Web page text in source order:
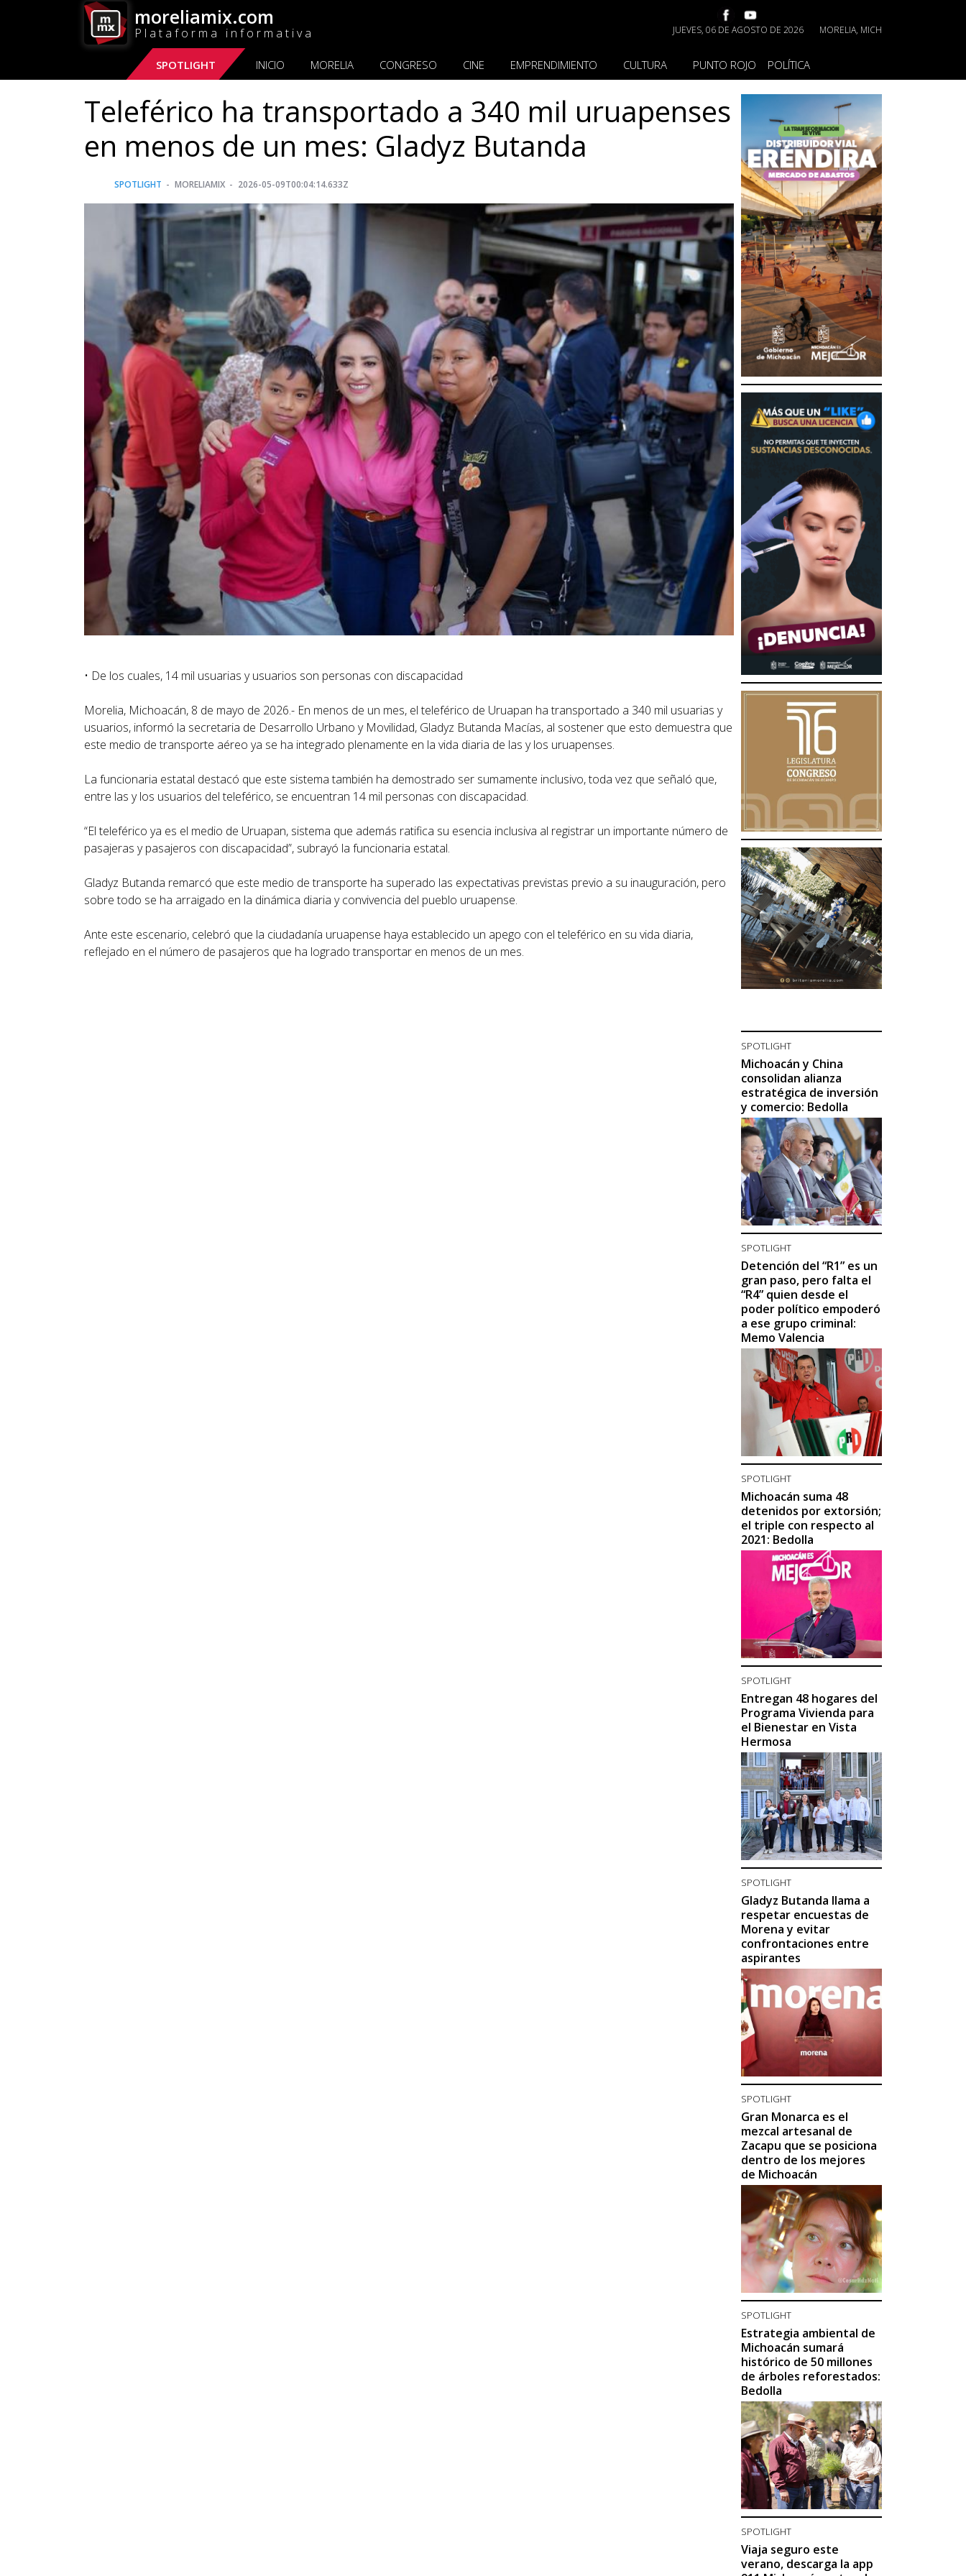
moreliamix.com
Plataforma informativa JUEVES, 06 DE AGOSTO DE 2026 MORELIA, MICH
SPOTLIGHT INICIO MORELIA CONGRESO CINE EMPRENDIMIENTO CULTURA PUNTO ROJO POLÍTICA
Teleférico ha transportado a 340 mil uruapenses
en menos de un mes: Gladyz Butanda
SPOTLIGHT MORELIAMIX 2026-05-09T00:04:14.633Z
• De los cuales, 14 mil usuarias y usuarios son personas con discapacidad
Morelia, Michoacán, 8 de mayo de 2026.- En menos de un mes, el teleférico de Uruapan ha transportado a 340 mil usuarias y
usuarios, informó la secretaria de Desarrollo Urbano y Movilidad, Gladyz Butanda Macías, al sostener que esto demuestra que
este medio de transporte aéreo ya se ha integrado plenamente en la vida diaria de las y los uruapenses.
La funcionaria estatal destacó que este sistema también ha demostrado ser sumamente inclusivo, toda vez que señaló que,
entre las y los usuarios del teleférico, se encuentran 14 mil personas con discapacidad.
“El teleférico ya es el medio de Uruapan, sistema que además ratifica su esencia inclusiva al registrar un importante número de
pasajeras y pasajeros con discapacidad”, subrayó la funcionaria estatal.
Gladyz Butanda remarcó que este medio de transporte ha superado las expectativas previstas previo a su inauguración, pero
sobre todo se ha arraigado en la dinámica diaria y convivencia del pueblo uruapense.
Ante este escenario, celebró que la ciudadanía uruapense haya establecido un apego con el teleférico en su vida diaria,
reflejado en el número de pasajeros que ha logrado transportar en menos de un mes.
SPOTLIGHT
Michoacán y China
consolidan alianza
estratégica de inversión
y comercio: Bedolla
SPOTLIGHT
Detención del “R1” es un
gran paso, pero falta el
“R4” quien desde el
poder político empoderó
a ese grupo criminal:
Memo Valencia
SPOTLIGHT
Michoacán suma 48
detenidos por extorsión;
el triple con respecto al
2021: Bedolla
SPOTLIGHT
Entregan 48 hogares del
Programa Vivienda para
el Bienestar en Vista
Hermosa
SPOTLIGHT
Gladyz Butanda llama a
respetar encuestas de
Morena y evitar
confrontaciones entre
aspirantes
SPOTLIGHT
Gran Monarca es el
mezcal artesanal de
Zacapu que se posiciona
dentro de los mejores
de Michoacán
SPOTLIGHT
Estrategia ambiental de
Michoacán sumará
histórico de 50 millones
de árboles reforestados:
Bedolla
SPOTLIGHT
Viaja seguro este
verano, descarga la app